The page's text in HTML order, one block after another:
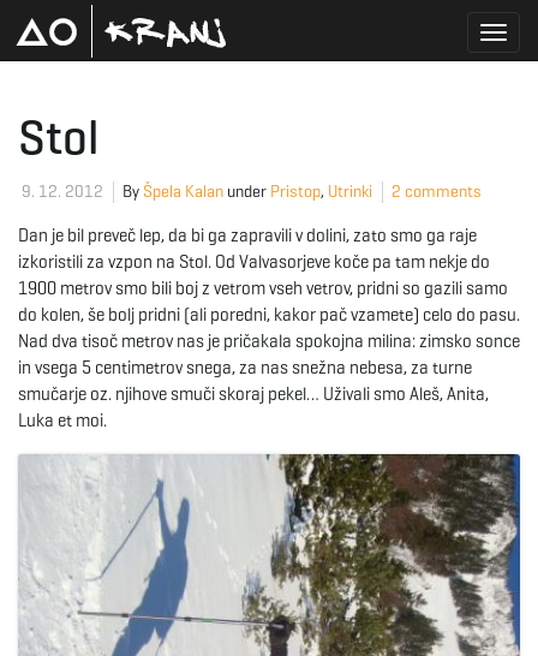
l
e
Stol
9. 12. 2012 By Špela Kalan under Pristop, Utrinki 2 comments
Dan je bil preveč lep, da bi ga zapravili v dolini, zato smo ga raje
izkoristili za vzpon na Stol. Od Valvasorjeve koče pa tam nekje do
1900 metrov smo bili boj z vetrom vseh vetrov, pridni so gazili samo
do kolen, še bolj pridni (ali poredni, kakor pač vzamete) celo do pasu.
Nad dva tisoč metrov nas je pričakala spokojna milina: zimsko sonce
in vsega 5 centimetrov snega, za nas snežna nebesa, za turne
smučarje oz. njihove smuči skoraj pekel… Uživali smo Aleš, Anita,
Luka et moi.